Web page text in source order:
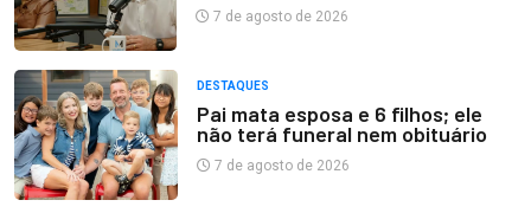
7 de agosto de 2026
DESTAQUES
Pai mata esposa e 6 filhos; ele
não terá funeral nem obituário
7 de agosto de 2026